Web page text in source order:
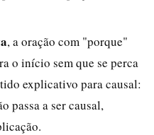
, a oração com "porque"
o início sem que se perca
explicativo para causal:
passa a ser causal,